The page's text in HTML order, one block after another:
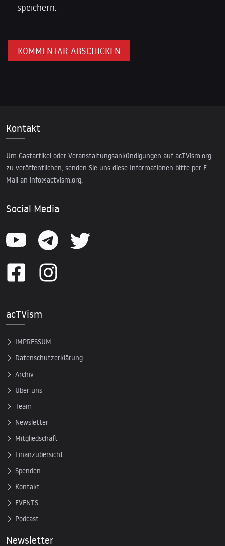
speichern.
Kontakt
Um Gastartikel oder Veranstaltungsankündigungen auf acTVism.org
zu veröffentlichen, senden Sie uns diese Informationen bitte per E-
Mail an info@actvism.org.
Social Media
acTVism
IMPRESSUM
Datenschutzerklärung
Archiv
Über uns
Team
Newsletter
Mitgliedschaft
Finanzübersicht
Spenden
Kontakt
EVENTS
Podcast
Newsletter